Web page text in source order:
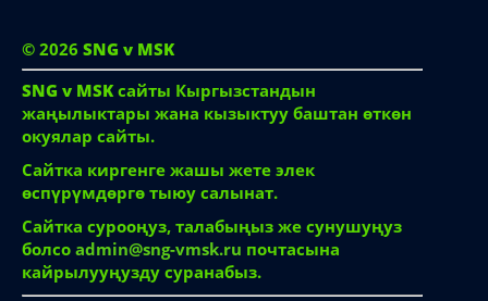
© 2026 SNG v MSK
SNG v MSK сайты Кыргызстандын
жаңылыктары жана кызыктуу баштан өткөн
окуялар сайты.
Сайтка киргенге жашы жете элек
өспүрүмдөргө тыюу салынат.
Сайтка сурооңуз, талабыңыз же сунушуңуз
болсо admin@sng-vmsk.ru почтасына
кайрылууңузду суранабыз.